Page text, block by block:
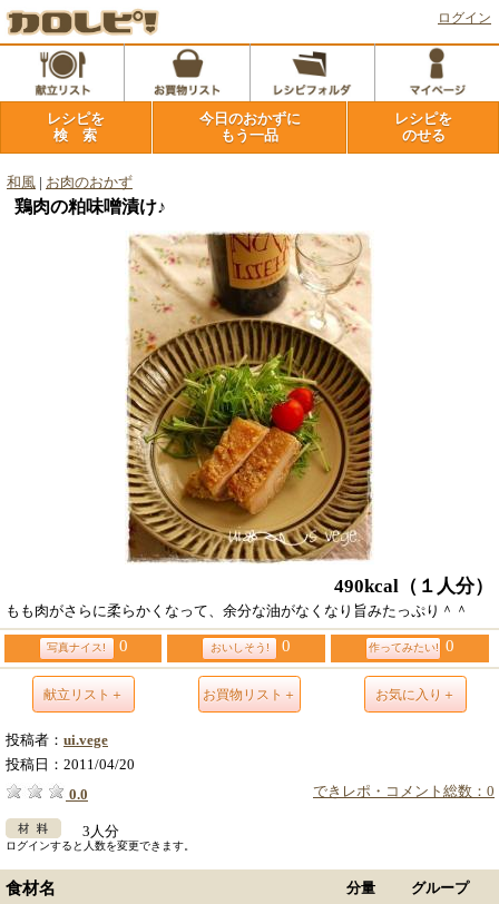
ログイン
レシピを
検 索
今日のおかずに
もう一品
レシピを
のせる
和風 お肉のおかず
鶏肉の粕味噌漬け♪
490kcal （１人分）
もも肉がさらに柔らかくなって、余分な油がなくなり旨みたっぷり＾＾
写真ナイス! 0 おいしそう! 0 作ってみたい! 0
献立リスト＋ お買物リスト＋ お気に入り＋
投稿者： ui.vege
投稿日： 2011/04/20
できレポ・コメント総数：0
0.0
3人分
ログインすると人数を変更できます。
食材名 分量 グループ